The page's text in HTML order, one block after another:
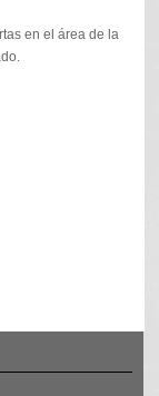
en el área de la